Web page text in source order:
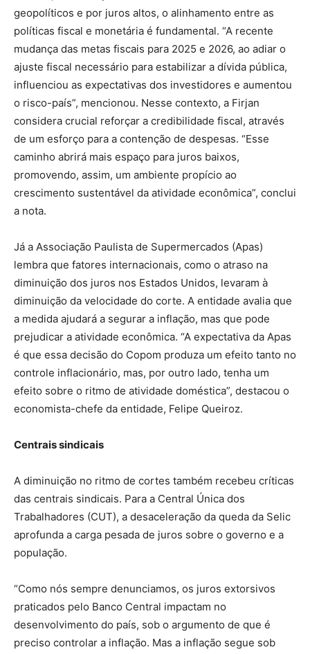
geopolíticos e por juros altos, o alinhamento entre as
políticas fiscal e monetária é fundamental. “A recente
mudança das metas fiscais para 2025 e 2026, ao adiar o
ajuste fiscal necessário para estabilizar a dívida pública,
influenciou as expectativas dos investidores e aumentou
o risco-país”, mencionou. Nesse contexto, a Firjan
considera crucial reforçar a credibilidade fiscal, através
de um esforço para a contenção de despesas. “Esse
caminho abrirá mais espaço para juros baixos,
promovendo, assim, um ambiente propício ao
crescimento sustentável da atividade econômica”, conclui
a nota.
Já a Associação Paulista de Supermercados (Apas)
lembra que fatores internacionais, como o atraso na
diminuição dos juros nos Estados Unidos, levaram à
diminuição da velocidade do corte. A entidade avalia que
a medida ajudará a segurar a inflação, mas que pode
prejudicar a atividade econômica. “A expectativa da Apas
é que essa decisão do Copom produza um efeito tanto no
controle inflacionário, mas, por outro lado, tenha um
efeito sobre o ritmo de atividade doméstica”, destacou o
economista-chefe da entidade, Felipe Queiroz.
Centrais sindicais
A diminuição no ritmo de cortes também recebeu críticas
das centrais sindicais. Para a Central Única dos
Trabalhadores (CUT), a desaceleração da queda da Selic
aprofunda a carga pesada de juros sobre o governo e a
população.
“Como nós sempre denunciamos, os juros extorsivos
praticados pelo Banco Central impactam no
desenvolvimento do país, sob o argumento de que é
preciso controlar a inflação. Mas a inflação segue sob